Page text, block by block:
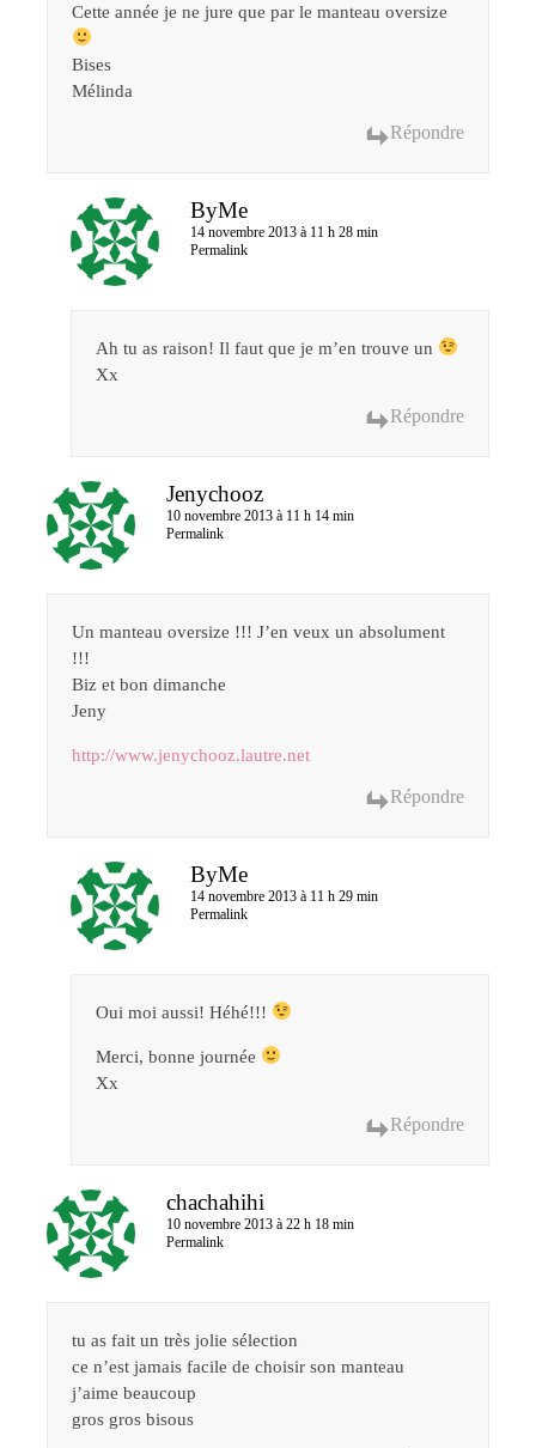
Cette année je ne jure que par le manteau oversize
Bises
Mélinda
Répondre
ByMe
14 novembre 2013 à 11 h 28 min
Permalink
Ah tu as raison! Il faut que je m’en trouve un
Xx
Répondre
Jenychooz
10 novembre 2013 à 11 h 14 min
Permalink
Un manteau oversize !!! J’en veux un absolument
!!!
Biz et bon dimanche
Jeny
http://www.jenychooz.lautre.net
Répondre
ByMe
14 novembre 2013 à 11 h 29 min
Permalink
Oui moi aussi! Héhé!!!
Merci, bonne journée
Xx
Répondre
chachahihi
10 novembre 2013 à 22 h 18 min
Permalink
tu as fait un très jolie sélection
ce n’est jamais facile de choisir son manteau
j’aime beaucoup
gros gros bisous